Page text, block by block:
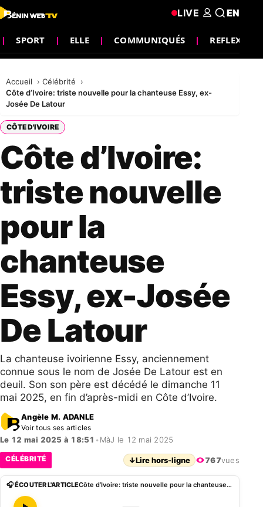
SPORT ELLE COMMUNIQUÉS REFLEXION
LIVE EN
Accueil
Célébrité
Côte d’Ivoire: triste nouvelle pour la chanteuse Essy, ex-
Josée De Latour
CÔTE D'IVOIRE
Côte d’Ivoire:
triste nouvelle
pour la
chanteuse
Essy, ex-Josée
De Latour
La chanteuse ivoirienne Essy, anciennement
connue sous le nom de Josée De Latour est en
deuil. Son son père est décédé le dimanche 11
mai 2025, en fin d’après-midi en Côte d’Ivoire.
Angèle M. ADANLE
Voir tous ses articles
Le 12 mai 2025 à 18:51 • MàJ le 12 mai 2025
CÉLÉBRITÉ ↓Lire hors-ligne 767vues
🎧 ÉCOUTER L'ARTICLE Côte d’Ivoire: triste nouvelle pour la chanteuse Essy, ex-Josée De Latour